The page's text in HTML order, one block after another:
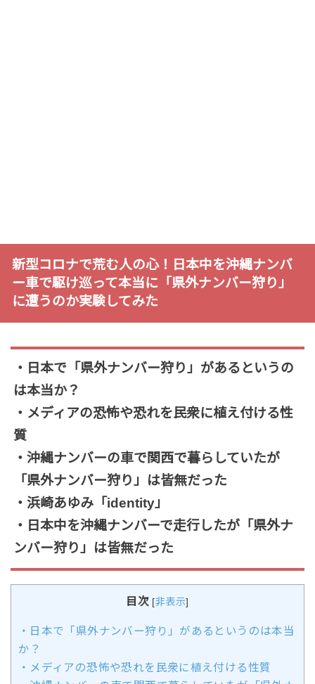
新型コロナで荒む人の心！日本中を沖縄ナンバ
ー車で駆け巡って本当に「県外ナンバー狩り」
に遭うのか実験してみた
・日本で「県外ナンバー狩り」があるというの
は本当か？
・メディアの恐怖や恐れを民衆に植え付ける性
質
・沖縄ナンバーの車で関西で暮らしていたが
「県外ナンバー狩り」は皆無だった
・浜崎あゆみ「identity」
・日本中を沖縄ナンバーで走行したが「県外ナ
ンバー狩り」は皆無だった
目次 [非表示]
・日本で「県外ナンバー狩り」があるというのは本当
か？
・メディアの恐怖や恐れを民衆に植え付ける性質